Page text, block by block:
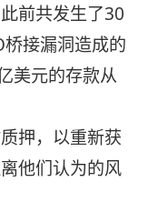
前共发生了30
接漏洞造成的
美元的存款从
押，以重新获
他们认为的风